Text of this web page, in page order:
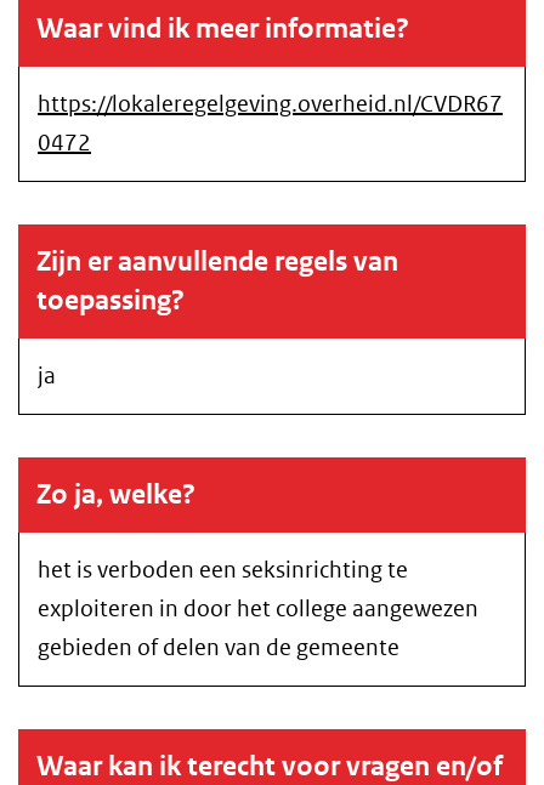
Waar vind ik meer informatie?
https://lokaleregelgeving.overheid.nl/CVDR67
0472
Zijn er aanvullende regels van
toepassing?
ja
Zo ja, welke?
het is verboden een seksinrichting te
exploiteren in door het college aangewezen
gebieden of delen van de gemeente
Waar kan ik terecht voor vragen en/of